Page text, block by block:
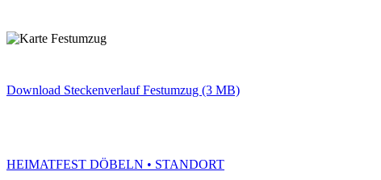
Download Steckenverlauf Festumzug (3 MB)
HEIMATFEST DÖBELN • STANDORT